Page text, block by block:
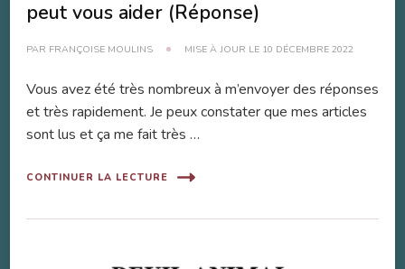
peut vous aider (Réponse)
PAR FRANÇOISE MOULINS MISE À JOUR LE 10 DÉCEMBRE 2022
Vous avez été très nombreux à m’envoyer des réponses
et très rapidement. Je peux constater que mes articles
sont lus et ça me fait très …
CONTINUER LA LECTURE